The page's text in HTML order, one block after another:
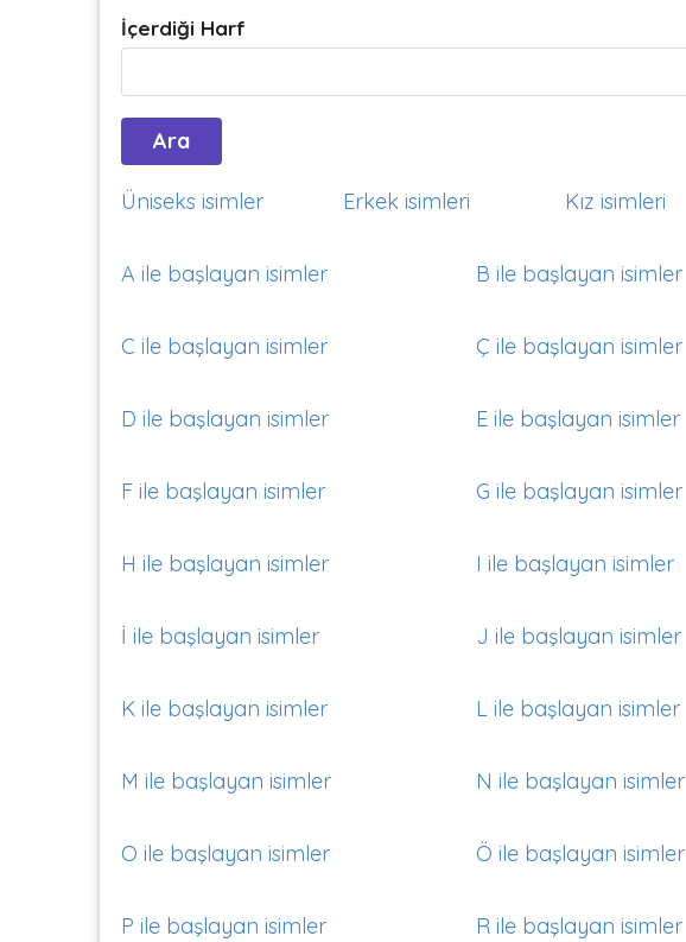
İçerdiği Harf
Üniseks isimler Erkek isimleri Kız isimleri
A ile başlayan isimler B ile başlayan isimler
C ile başlayan isimler Ç ile başlayan isimler
D ile başlayan isimler E ile başlayan isimler
F ile başlayan isimler G ile başlayan isimler
H ile başlayan isimler I ile başlayan isimler
İ ile başlayan isimler J ile başlayan isimler
K ile başlayan isimler L ile başlayan isimler
M ile başlayan isimler N ile başlayan isimler
O ile başlayan isimler Ö ile başlayan isimler
P ile başlayan isimler R ile başlayan isimler